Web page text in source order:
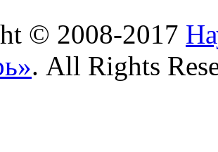
© 2008-2017
. All Rights